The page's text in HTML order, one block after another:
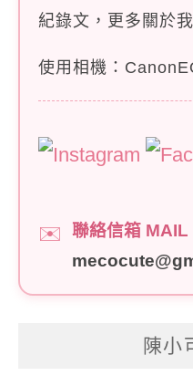
紀錄文，更多關於
使用相機：
✉️
聯絡信箱 MAIL
陳小